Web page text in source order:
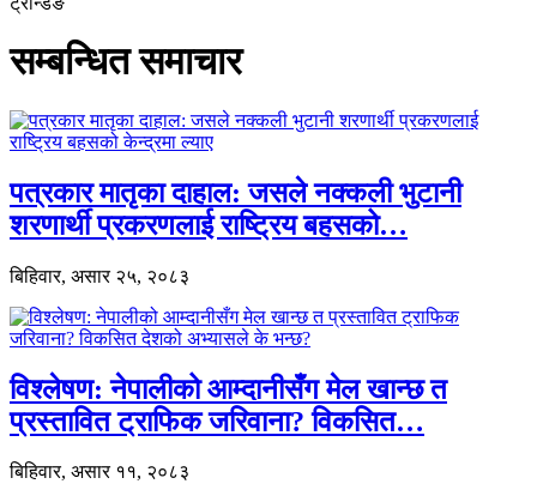
सम्बन्धित समाचार
पत्रकार मातृका दाहाल: जसले नक्कली भुटानी
शरणार्थी प्रकरणलाई राष्ट्रिय बहसको…
बिहिवार, असार २५, २०८३
विश्लेषण: नेपालीको आम्दानीसँग मेल खान्छ त
प्रस्तावित ट्राफिक जरिवाना? विकसित…
बिहिवार, असार ११, २०८३